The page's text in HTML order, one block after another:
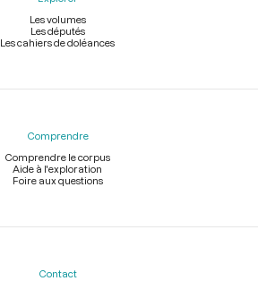
Les volumes
Les députés
Les cahiers de doléances
Comprendre
Comprendre le corpus
Aide à l'exploration
Foire aux questions
Contact